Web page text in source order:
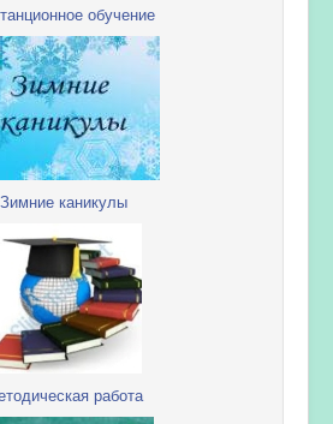
обучение
Зимние каникулы
работа